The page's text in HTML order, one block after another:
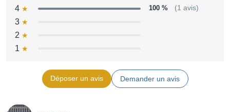
4
100 % (1 avis)
3
2
1
Déposer un avis Demander un avis